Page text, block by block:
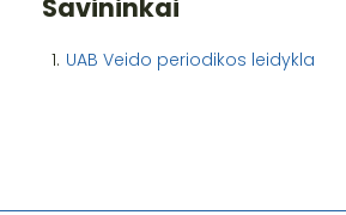
Savininkai
1. UAB Veido periodikos leidykla